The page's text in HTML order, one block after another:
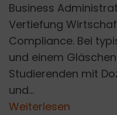
Business
Vertiefung
Compliance. Bei
und einem
Studierenden mit
und...
Weiterlesen